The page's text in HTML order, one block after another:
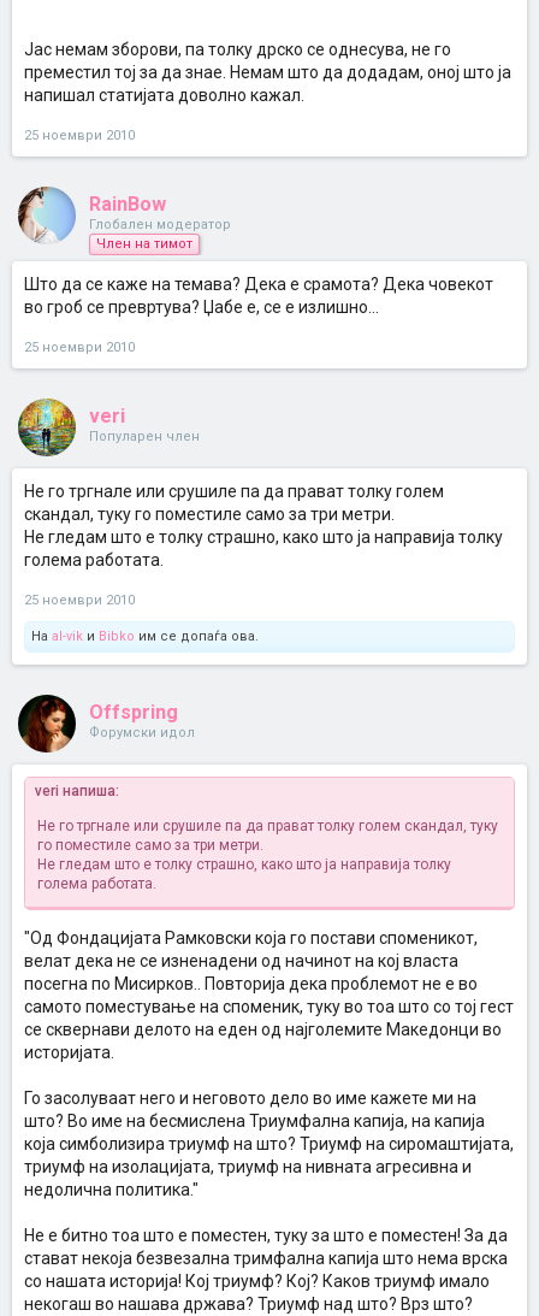
Јас немам зборови, па толку дрско се однесува, не го
преместил тој за да знае. Немам што да додадам, оној што ја
напишал статијата доволно кажал.
25 ноември 2010
RainBow
Глобален модератор
Член на тимот
Што да се каже на темава? Дека е срамота? Дека човекот
во гроб се превртува? Џабе е, се е излишно...
25 ноември 2010
veri
Популарен член
Не го тргнале или срушиле па да прават толку голем
скандал, туку го поместиле само за три метри.
Не гледам што е толку страшно, како што ја направија толку
голема работата.
25 ноември 2010
На al-vik и Bibko им се допаѓа ова.
Offspring
Форумски идол
veri напиша:
Не го тргнале или срушиле па да прават толку голем скандал, туку
го поместиле само за три метри.
Не гледам што е толку страшно, како што ја направија толку
голема работата.
"Од Фондацијата Рамковски која го постави споменикот,
велат дека не се изненадени од начинот на кој власта
посегна по Мисирков.. Повторија дека проблемот не е во
самото поместување на споменик, туку во тоа што со тој гест
се сквернави делото на еден од најголемите Македонци во
историјата.
Го засолуваат него и неговото дело во име кажете ми на
што? Во име на бесмислена Триумфална капија, на капија
која симболизира триумф на што? Триумф на сиромаштијата,
триумф на изолацијата, триумф на нивната агресивна и
недолична политика."
Не е битно тоа што е поместен, туку за што е поместен! За да
стават некоја безвезална тримфална капија што нема врска
со нашата историја! Кој триумф? Кој? Каков триумф имало
некогаш во нашава држава? Триумф над што? Врз што?